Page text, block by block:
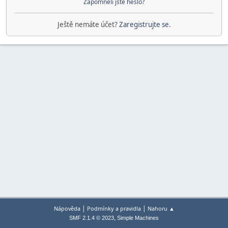
Ještě nemáte účet?Zaregistrujte se.
Nápověda| Podmínky a pravidla| Nahoru ▲
SMF 2.1.4 © 2023, Simple Machines